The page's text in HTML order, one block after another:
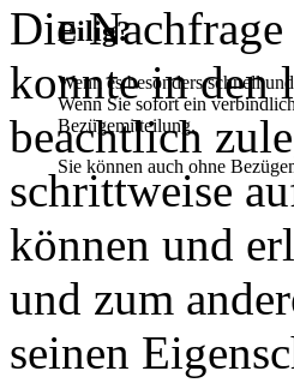
Eilig?
Wenn es besonders schnell
Wenn Sie sofort ein
Bezügemitteilung.
Sie können auch ohne
Die
konnte in den
beachtlich
schrittweise
können und
und zum
seinen